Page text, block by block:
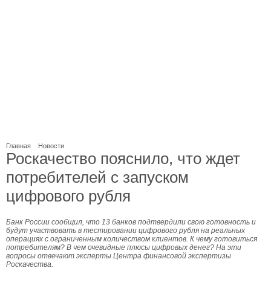
Главная Новости
Роскачество пояснило, что ждет
потребителей с запуском
цифрового рубля
Банк России сообщил, что 13 банков подтвердили свою готовность и
будут участвовать в тестировании цифрового рубля на реальных
операциях с ограниченным количеством клиентов. К чему готовиться
потребителям? В чем очевидные плюсы цифровых денег? На эти
вопросы отвечают эксперты Центра финансовой экспертизы
Роскачества.